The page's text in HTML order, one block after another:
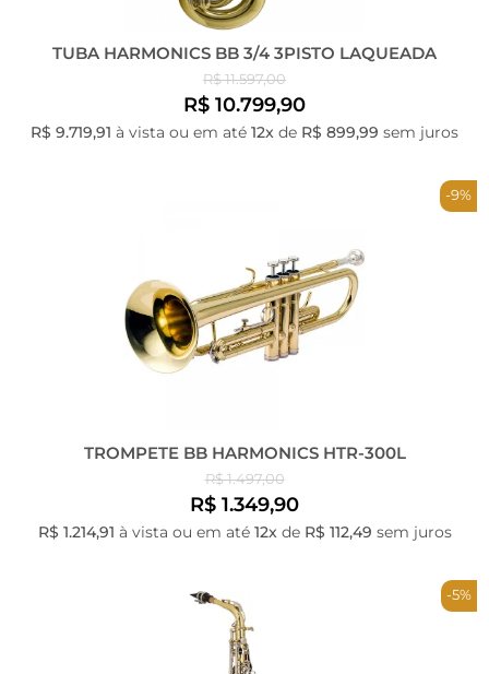
TUBA HARMONICS BB 3/4 3PISTO LAQUEADA
R$ 11.597,00
R$ 10.799,90
R$ 9.719,91 à vista ou em até 12x de R$ 899,99 sem juros
-9%
TROMPETE BB HARMONICS HTR-300L
R$ 1.497,00
R$ 1.349,90
R$ 1.214,91 à vista ou em até 12xde R$ 112,49 sem juros
-5%